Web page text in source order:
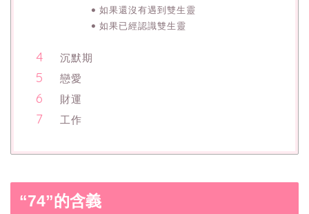
如果還沒有遇到雙生靈
如果已經認識雙生靈
沉默期
戀愛
財運
工作
“74”的含義